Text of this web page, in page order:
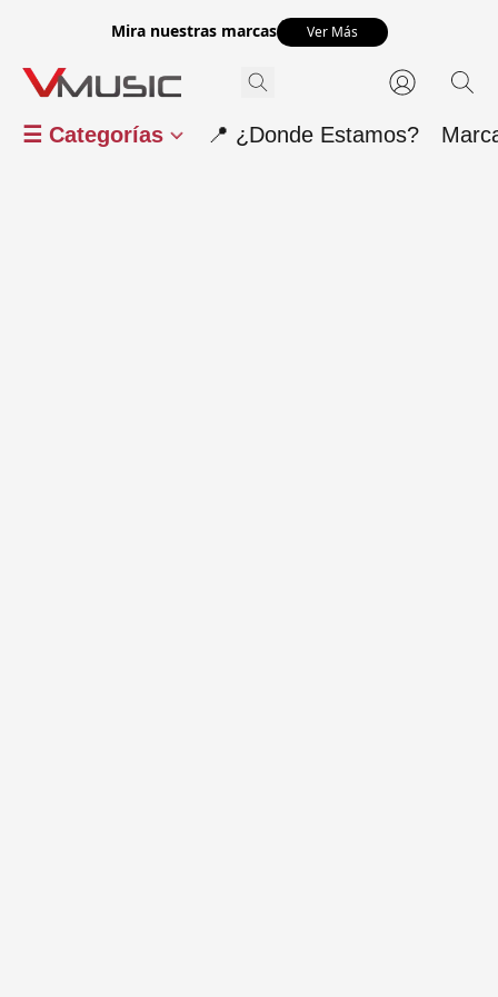
Mira nuestras marcas Ver Más
☰ Categorías 📍 ¿Donde Estamos?